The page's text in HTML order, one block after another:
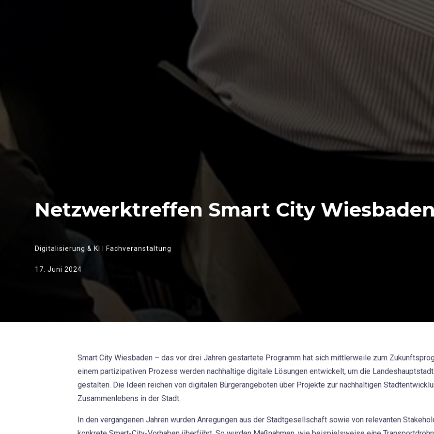
Netzwerktreffen Smart City
Digitalisierung & KI Fachveranstaltung
17. Juni 2024
Smart City Wiesbaden – das vor drei Jahren gestartete Programm hat sich mittlerweile zum
einem partizipativen Prozess werden nachhaltige digitale Lösungen entwickelt, um die
gestalten. Die Ideen reichen von digitalen Bürgerangeboten über Projekte zur nachhaltigen
Zusammenlebens in der Stadt.
In den vergangenen Jahren wurden Anregungen aus der Stadtgesellschaft sowie von relevanten